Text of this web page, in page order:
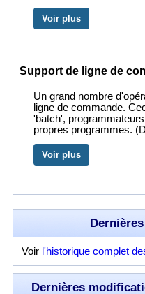
Voir plus
Support de ligne de
Un grand nombre
ligne de commande.
'batch',
propres programmes.
Voir plus
Voir l'historique complet
Dernières